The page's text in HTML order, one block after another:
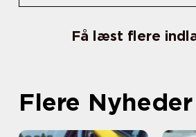
Få læst flere
Flere Nyheder